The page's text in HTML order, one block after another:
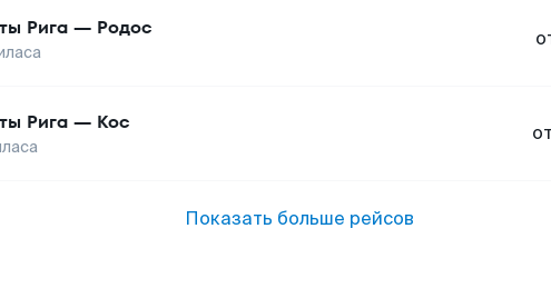
Рига — Родос
Рига — Кос от
Показать больше рейсов